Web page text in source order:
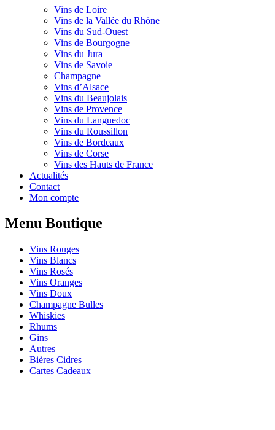
Vins de Loire
Vins de la Vallée du Rhône
Vins du Sud-Ouest
Vins de Bourgogne
Vins du Jura
Vins de Savoie
Champagne
Vins d’Alsace
Vins du Beaujolais
Vins de Provence
Vins du Languedoc
Vins du Roussillon
Vins de Bordeaux
Vins de Corse
Vins des Hauts de France
Actualités
Contact
Mon compte
Menu Boutique
Vins Rouges
Vins Blancs
Vins Rosés
Vins Oranges
Vins Doux
Champagne Bulles
Whiskies
Rhums
Gins
Autres
Bières Cidres
Cartes Cadeaux